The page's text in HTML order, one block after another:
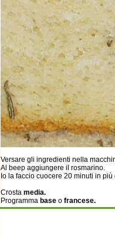
Versare gli ingredienti nella
Al beep aggiungere il rosmarino.
Io la faccio cuocere 20 minuti in
Crosta media.
Programma base o francese.